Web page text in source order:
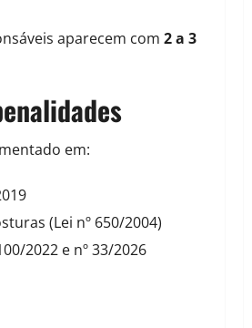
aparecem com 2 a 3
em:
(Lei nº 650/2004)
2022 e nº 33/2026